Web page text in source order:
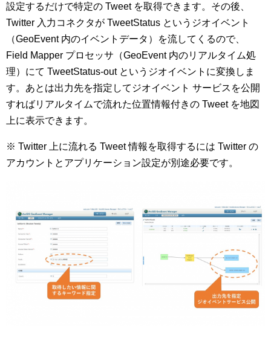
設定するだけで特定の Tweet を取得できます。その後、
Twitter 入力コネクタが TweetStatus というジオイベント
（GeoEvent 内のイベントデータ）を流してくるので、
Field Mapper プロセッサ（GeoEvent 内のリアルタイム処
理）にて TweetStatus-out というジオイベントに変換しま
す。あとは出力先を指定してジオイベント サービスを公開
すればリアルタイムで流れた位置情報付きの Tweet を地図
上に表示できます。
※ Twitter 上に流れる Tweet 情報を取得するには Twitter の
アカウントとアプリケーション設定が別途必要です。